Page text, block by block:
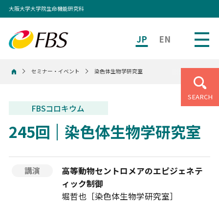
JP EN
大阪大学大学院生命機能研究科
SEARCH
ホームセミナー・イベント 染色体生物学研究室
FBSコロキウム
245回 染色体生物学研究室
講演
高等動物セントロメアのエピジェネテ
ィック制御
堀哲也［染色体生物学研究室］